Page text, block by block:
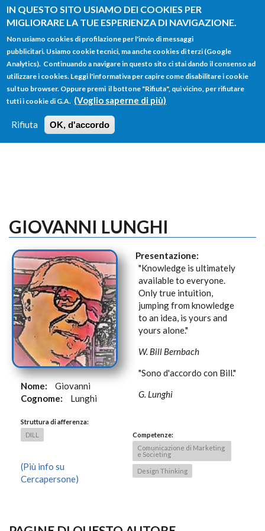
IN QUESTO SITO USIAMO DEI COOKIES PER
MIGLIORARE LA TUE ESPERIENZA DI NAVIGAZIONE.
Non usiamo cookies di profilazione per l'invio di messaggi
pubblicitari. Usiamo cookie tecnici, ma anche cookies di terzi (Google
Analytics). Continuando a navigare in questo sito ci stai dando il consenso ad
utilizzare i cookies. Leggi l'informativa per capire come disabilitare i cookie
sul tuo browser. Oppure premi il bottone "Rifiuta", qui vicino, per rifiutare
tutti i cookie di G.A. (Voglio saperne di più)
Rifiuta OK, d'accordo
Salta al contenuto principale
FORM
DI
RICERCA
Main menu
HOME TUTTI I PROFILI
LOGIN
GIOVANNI LUNGHI
Nome:
Giovanni
Cognome:
Lunghi
Struttura di afferenza:
DILL
(Più info su
Cercapersone)
Presentazione:
"Knowledge is ultimately
available to everyone.
Only true intuition,
jumping from knowledge
to an idea, is yours and
yours alone."
W. Bill Bernbach
"Sono d'accordo con Bill."
G. Lunghi
Competenze:
Comunicazione di Marketing
e Societing
Design Thinking